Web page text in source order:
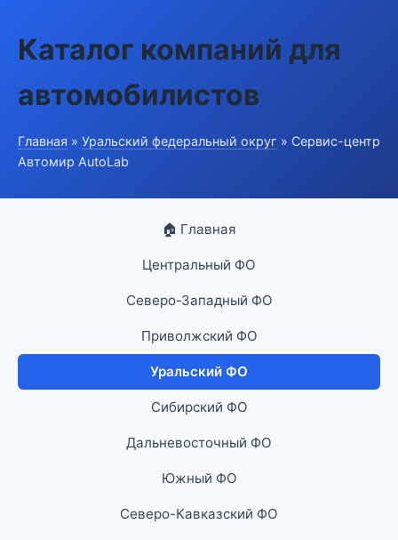
Каталог компаний для
автомобилистов
Главная » Уральский федеральный округ » Сервис-центр
Автомир AutoLab
🏠 Главная
Центральный ФО
Северо-Западный ФО
Приволжский ФО
Уральский ФО
Сибирский ФО
Дальневосточный ФО
Южный ФО
Северо-Кавказский ФО